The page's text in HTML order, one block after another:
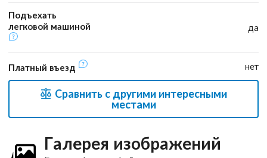
Подъехать
легковой машиной
да
Платный въезд нет
Сравнить с другими интересными
местами
Галерея изображений